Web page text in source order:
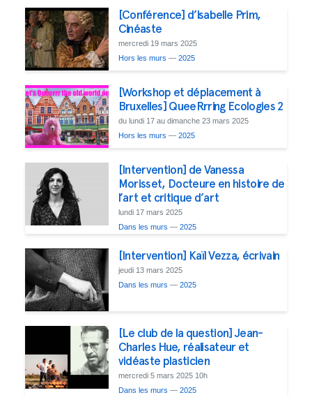
[Conférence] d’Isabelle Prim,
Cinéaste
mercredi 19 mars 2025
Hors les murs — 2025
[Workshop et déplacement à
Bruxelles] QueeRrring Ecologies 2
du lundi 17 au dimanche 23 mars 2025
Hors les murs — 2025
[Intervention] de Vanessa
Morisset, Docteure en histoire de
l’art et critique d’art
lundi 17 mars 2025
Dans les murs — 2025
[Intervention] Kaïl Vezza, écrivain
jeudi 13 mars 2025
Dans les murs — 2025
[Le club de la question] Jean-
Charles Hue, réalisateur et
vidéaste plasticien
mercredi 5 mars 2025 10h
Dans les murs — 2025